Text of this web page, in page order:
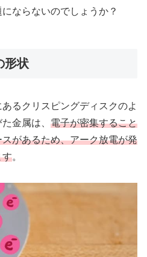
ならないのでしょうか？
形状
るクリスピングディスクのよ
金属は、 電子が密集すること
があるため、アーク放電が発
す。